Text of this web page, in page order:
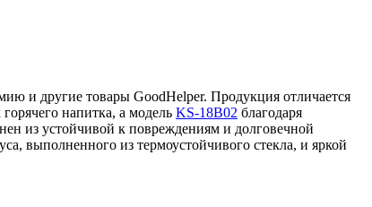
и другие товары GoodHelper. Продукция отличается
напитка, а модель KS-18B02 благодаря
из устойчивой к повреждениям и долговечной
выполненного из термоустойчивого стекла, и яркой